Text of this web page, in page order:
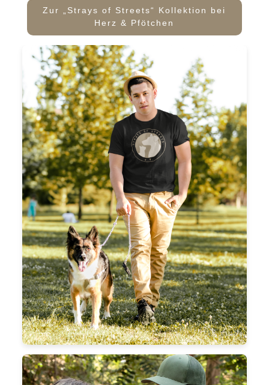
Zur „Strays of Streets“ Kollektion bei
Herz & Pfötchen